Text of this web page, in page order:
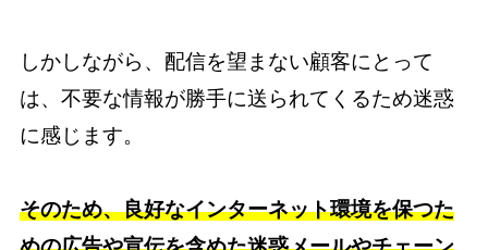
しかしながら、配信を望まない顧客にとって
は、不要な情報が勝手に送られてくるため迷惑
に感じます。
そのため、良好なインターネット環境を保つた